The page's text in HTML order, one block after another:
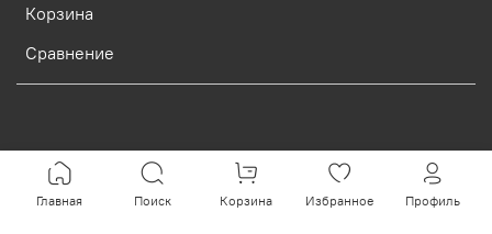
Корзина
Сравнение
Главная Поиск Корзина Избранное Профиль
Verification: d773dcf9c7c1c3e0